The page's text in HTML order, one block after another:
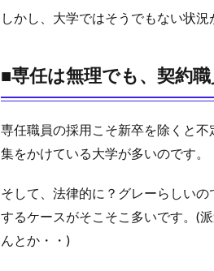
しかし、大学ではそうでもない状況
■専任は無理でも、契約
専任職員の採用こそ新卒を除くと
集をかけている大学が多いのです。
そして、法律的に？グレーらしい
するケースがそこそこ多いです。(
んとか・・)